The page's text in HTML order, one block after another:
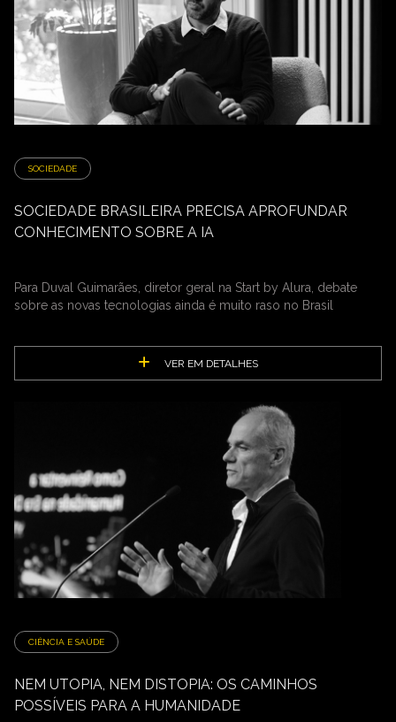
SOCIEDADE
SOCIEDADE BRASILEIRA PRECISA APROFUNDAR
CONHECIMENTO SOBRE A IA
Para Duval Guimarães, diretor geral na Start by Alura, debate
sobre as novas tecnologias ainda é muito raso no Brasil
VER EM DETALHES
CIÊNCIA E SAÚDE
NEM UTOPIA, NEM DISTOPIA: OS CAMINHOS
POSSÍVEIS PARA A HUMANIDADE